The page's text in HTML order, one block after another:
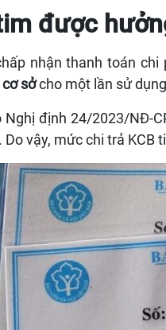
được
nhận thanh toán
sởcho một lần sử
Nghị định 24/2023/NĐ-
vậy, mức chi trả KCB